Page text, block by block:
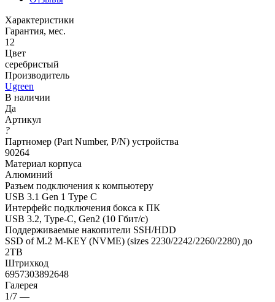
Характеристики
Гарантия, мес.
12
Цвет
серебристый
Производитель
Ugreen
В наличии
Да
Артикул
?
Партномер (Part Number, P/N) устройства
90264
Материал корпуса
Алюминий
Разъем подключения к компьютеру
USB 3.1 Gen 1 Type C
Интерфейс подключения бокса к ПК
USB 3.2, Type-C, Gen2 (10 Гбит/с)
Поддерживаемые накопители SSH/HDD
SSD of M.2 M-KEY (NVME) (sizes 2230/2242/2260/2280) до
2TB
Штрихкод
6957303892648
Галерея
1/7 —